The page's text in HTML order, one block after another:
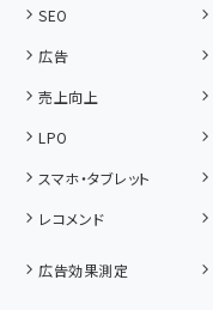
SEO
広告
売上向上
LPO
スマホ・タブレット
レコメンド
広告効果測定